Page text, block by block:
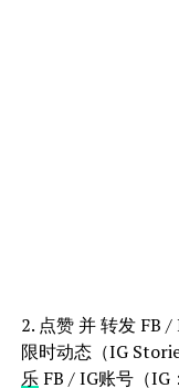
2. 点赞 并 转发 FB
限时动态（IG
乐FB / IG账号（IG